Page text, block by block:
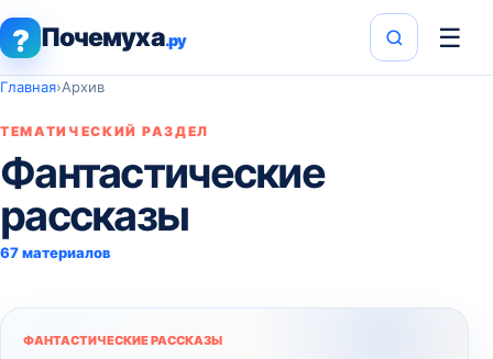
? Почемуха.ру ☰
Главная›Архив
ТЕМАТИЧЕСКИЙ РАЗДЕЛ
Фантастические
рассказы
67 материалов
ФАНТАСТИЧЕСКИЕ РАССКАЗЫ